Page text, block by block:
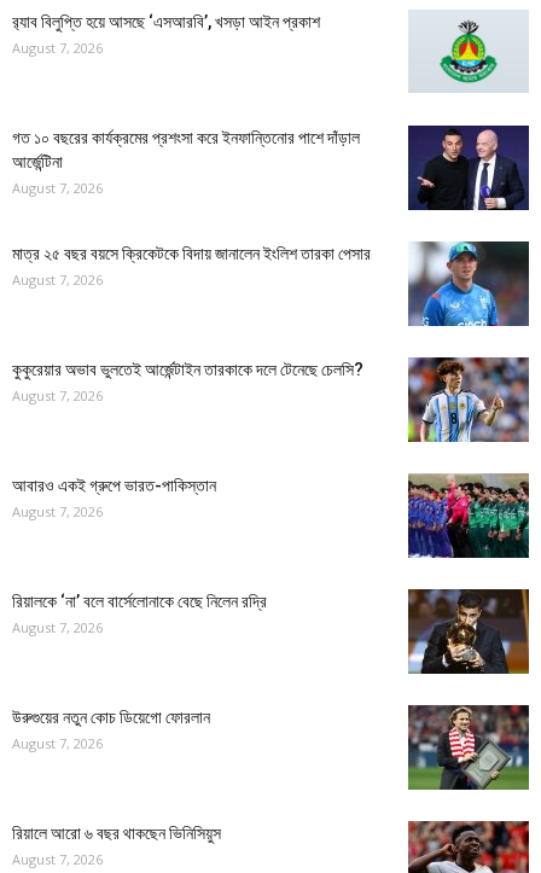
র‍্যাব বিলুপ্তি হয়ে আসছে ‘এসআরবি’, খসড়া আইন প্রকাশ
August 7, 2026
গত ১০ বছরের কার্যক্রমের প্রশংসা করে ইনফান্তিনোর পাশে দাঁড়াল
আর্জেন্টিনা
August 7, 2026
মাত্র ২৫ বছর বয়সে ক্রিকেটকে বিদায় জানালেন ইংলিশ তারকা পেসার
August 7, 2026
কুকুরেয়ার অভাব ভুলতেই আর্জেন্টাইন তারকাকে দলে টেনেছে চেলসি?
August 7, 2026
আবারও একই গ্রুপে ভারত-পাকিস্তান
August 7, 2026
রিয়ালকে ‘না’ বলে বার্সেলোনাকে বেছে নিলেন রদ্রি
August 7, 2026
উরুগুয়ের নতুন কোচ ডিয়েগো ফোরলান
August 7, 2026
রিয়ালে আরো ৬ বছর থাকছেন ভিনিসিয়ুস
August 7, 2026